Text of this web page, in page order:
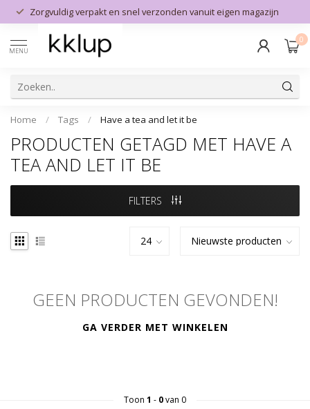
Zorgvuldig verpakt en snel verzonden vanuit eigen magazijn
MENU
0
Home / Tags / Have a tea and let it be
PRODUCTEN GETAGD MET HAVE A
TEA AND LET IT BE
FILTERS
GEEN PRODUCTEN GEVONDEN!
GA VERDER MET WINKELEN
Toon 1 - 0van 0